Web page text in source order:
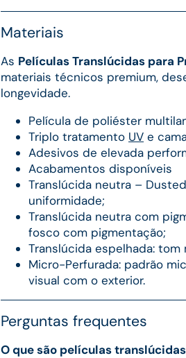
Materiais
As Películas Translúcidas para
materiais técnicos premium,
longevidade.
Película de poliéster
Triplo tratamento UV e
Adesivos de elevada
Acabamentos disponíveis
Translúcida neutra –
uniformidade;
Translúcida neutra com
fosco com pigmentação;
Translúcida espelhada:
Micro-Perfurada: padrão
visual com o exterior.
Perguntas frequentes
O que são películas